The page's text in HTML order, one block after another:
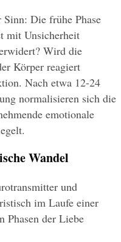
Die frühe Phase
mit Unsicherheit
Wird die
Körper reagiert
Nach etwa 12-24
normalisieren sich die
emotionale
Wandel
und
im Laufe einer
Phasen der Liebe